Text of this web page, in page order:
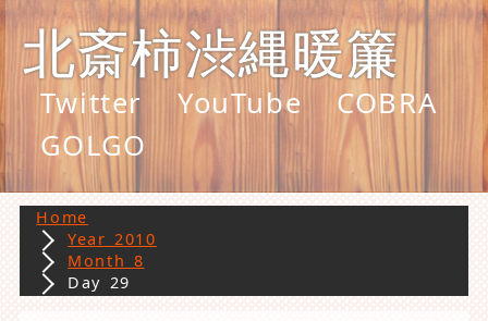
北斎柿渋縄暖簾
Twitter YouTube
COBRA
GOLGO
Home
Year 2010
Month 8
Day 29